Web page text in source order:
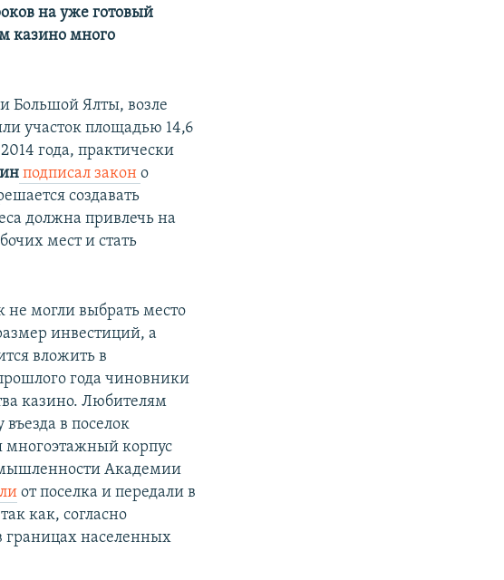
на уже готовый
казино много
Большой Ялты, возле
участок площадью 14,6
года, практически
подписал законо
создавать
должна привлечь на
мест и стать
не могли выбрать место
инвестиций, а
вложить в
года чиновники
казино. Любителям
в поселок
многоэтажный корпус
Академии
от поселка и передали в
как, согласно
границах населенных